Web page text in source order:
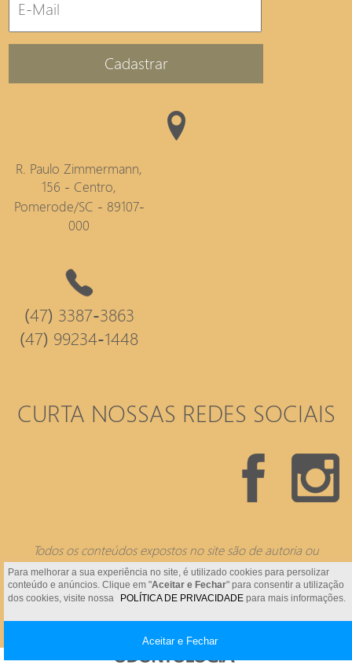
Cadastrar
R. Paulo Zimmermann,
156 - Centro,
Pomerode/SC - 89107-
000
(47) 3387-3863
(47) 99234-1448
CURTA NOSSAS REDES SOCIAIS
Todos os conteúdos expostos no site são de autoria ou
concessão daConsultório Odontológico.
Para melhorar a sua experiência no site, é utilizado cookies para persolizar
conteúdo e anúncios. Clique em "Aceitar e Fechar" para consentir a utilização
dos cookies, visite nossa
POLÍTICA DE PRIVACIDADE para mais informações.